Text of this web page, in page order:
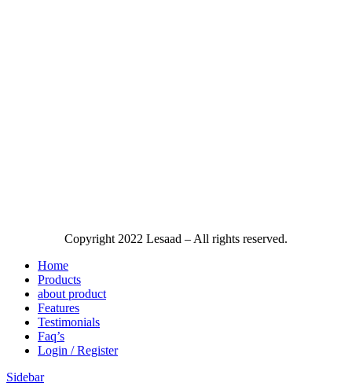
Copyright 2022 Lesaad – All rights reserved.
Home
Products
about product
Features
Testimonials
Faq’s
Login / Register
Sidebar